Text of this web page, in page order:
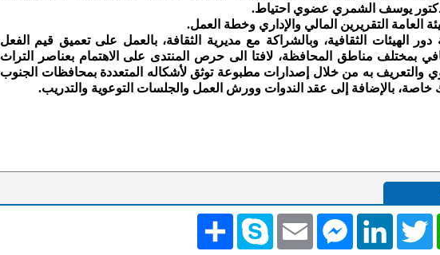
يوسف الشمري عضوي احتياط.
العامة التقريرين المالي والإداري وخطة العمل.
دور الهيئات الثقافية، وبالشراكة مع مديرية الثقافة، بالعمل على تعميق قيم الفعل
بمختلف مناطق المحافظة، لافتا الى حرص المنتدى على الاهتمام بعناصر التراث
والتعريف به من خلال إصدارات مطبوعة توثق لأشكاله المتعددة بمحافظات الجنوب
خاصة، بالإضافة إلى عقد الندوات وورش العمل والجلسات التوعوية والتدريب.
انشر Skype EmailMessengerLinkedIn Twitter